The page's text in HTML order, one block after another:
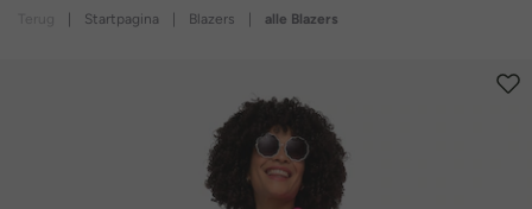
Startpagina Blazers alle Blazers